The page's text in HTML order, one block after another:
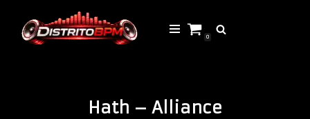
Saltar
0
Hath – Alliance